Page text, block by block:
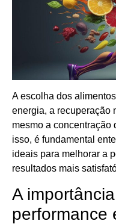
A escolha dos
energia, a recuperação
mesmo a concentração
isso, é fundamental
ideais para melhorar a
resultados mais
A
performance